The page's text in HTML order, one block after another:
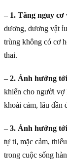
– 1. Tăng nguy cơ
dương, dương vật
trùng không có cơ
thai.
– 2. Ảnh hưởng
khiến cho người vợ
khoái cảm, lâu dần
– 3. Ảnh hưởng
tự ti, mặc cảm,
trong cuộc sống